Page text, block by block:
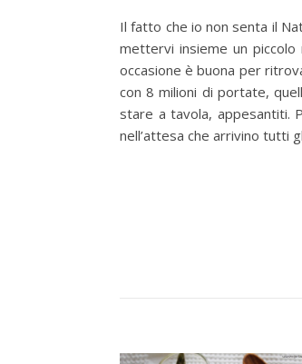
Il fatto che io non senta il
mettervi insieme un
occasione è buona per
con 8 milioni di portate,
stare a tavola, appesantiti.
nell’attesa che arrivino tutti